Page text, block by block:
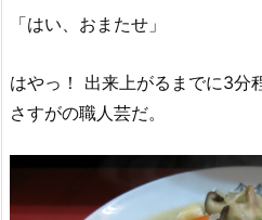
「はい、おまたせ」
はやっ！ 出来上がるまでに3分
さすがの職人芸だ。